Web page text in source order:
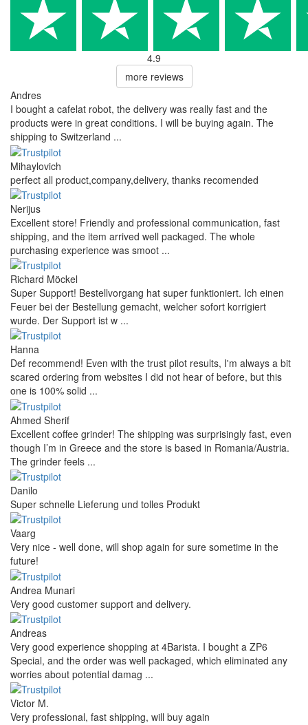
4.9
more reviews
Andres
I bought a cafelat robot, the delivery was really fast and the
products were in great conditions. I will be buying again. The
shipping to Switzerland ...
Mihaylovich
perfect all product,company,delivery, thanks recomended
Nerijus
Excellent store! Friendly and professional communication, fast
shipping, and the item arrived well packaged. The whole
purchasing experience was smoot ...
Richard Möckel
Super Support! Bestellvorgang hat super funktioniert. Ich einen
Feuer bei der Bestellung gemacht, welcher sofort korrigiert
wurde. Der Support ist w ...
Hanna
Def recommend! Even with the trust pilot results, I'm always a bit
scared ordering from websites I did not hear of before, but this
one is 100% solid ...
Ahmed Sherif
Excellent coffee grinder! The shipping was surprisingly fast, even
though I’m in Greece and the store is based in Romania/Austria.
The grinder feels ...
Danilo
Super schnelle Lieferung und tolles Produkt
Vaarg
Very nice - well done, will shop again for sure sometime in the
future!
Andrea Munari
Very good customer support and delivery.
Andreas
Very good experience shopping at 4Barista. I bought a ZP6
Special, and the order was well packaged, which eliminated any
worries about potential damag ...
Victor M.
Very professional, fast shipping, will buy again